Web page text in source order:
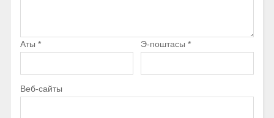
Аты * Э-поштасы *
Веб-сайты